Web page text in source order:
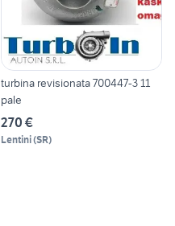
turbina revisionata 700447-3 11
pale
270 €
Lentini(SR)